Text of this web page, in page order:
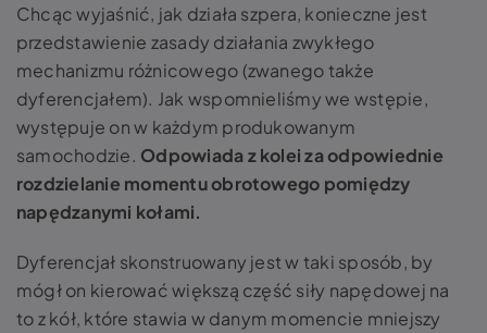
Chcąc wyjaśnić, jak działa szpera, konieczne jest
przedstawienie zasady działania zwykłego
mechanizmu różnicowego (zwanego także
dyferencjałem). Jak wspomnieliśmy we wstępie,
występuje on w każdym produkowanym
samochodzie. Odpowiada z kolei za odpowiednie
rozdzielanie momentu obrotowego pomiędzy
napędzanymi kołami.
Dyferencjał skonstruowany jest w taki sposób, by
mógł on kierować większą część siły napędowej na
to z kół, które stawia w danym momencie mniejszy